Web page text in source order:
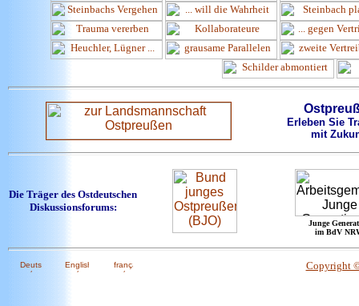
Erleben Sie
mit
Die Träger des Ostdeutschen
Diskussionsforums:
Junge
im BdV
Copyright